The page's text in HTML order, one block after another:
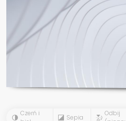
Czerń i
Sepia
Odbij